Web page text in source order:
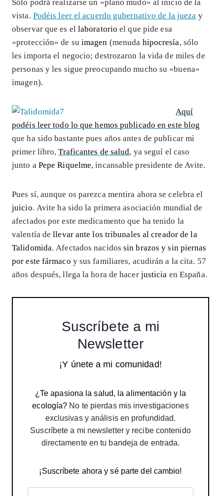
Sólo podrá realizarse un «plano mudo» al inicio de la
vista. Podéis leer el acuerdo gubernativo de la jueza y
observar que es el laboratorio el que pide esa
«protección» de su imagen (menuda hipocresía, sólo
les importa el negocio; destrozaron la vida de miles de
personas y les sigue preocupando mucho su «buena»
imagen).
Aquí
podéis leer todo lo que hemos publicado en este blog
que ha sido bastante pues años antes de publicar mi
primer libro,Traficantes de salud, ya seguí el caso
junto a Pepe Riquelme, incansable presidente de Avite.
Pues sí, aunque os parezca mentira ahora se celebra el
juicio. Avite ha sido la primera asociación mundial de
afectados por este medicamento que ha tenido la
valentía dellevar ante los tribunales al creador de la
Talidomida. Afectados nacidossin brazos y sin piernas
por este fármaco y sus familiares, acudirán a la cita. 57
años después, llega la hora de hacer justicia en España.
Suscríbete a mi
Newsletter
¡Y únete a mi comunidad!
¿Te apasiona la salud, la alimentación y la
ecología? No te pierdas mis investigaciones
exclusivas y análisis en profundidad.
Suscríbete a mi newsletter y recibe contenido
directamente en tu bandeja de entrada.
¡Suscríbete ahora y sé parte del cambio!